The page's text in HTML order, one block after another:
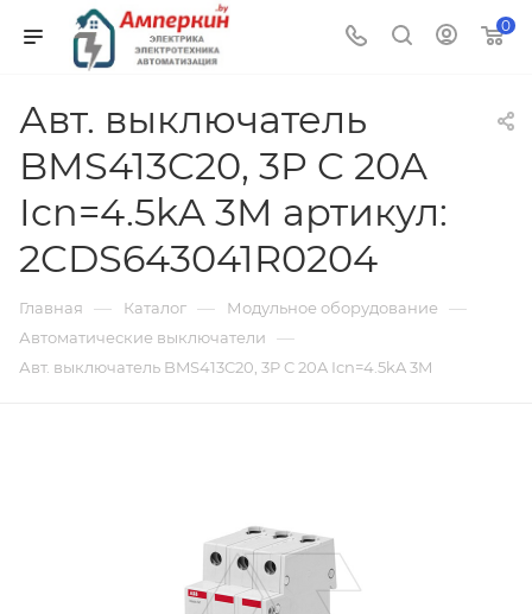
0
Авт. выключатель
BMS413C20, 3P C 20A
Icn=4.5kA 3M артикул:
2CDS643041R0204
Главная — Каталог — Модульное оборудование —
Автоматические выключатели —
Авт. выключатель BMS413C20, 3P C 20A Icn=4.5kA 3M